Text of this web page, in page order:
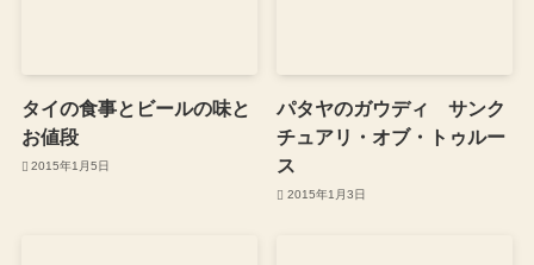
タイの食事とビールの味と
お値段
2015年1月5日
パタヤのガウディ サンク
チュアリ・オブ・トゥルー
ス
2015年1月3日